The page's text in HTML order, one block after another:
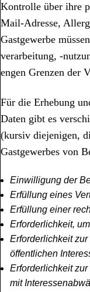
Kontrolle über ihre
Mail-Adresse,
Gastgewerbe
verarbeitung, -
engen Grenzen der
Für die Erhebung
Daten gibt es
(kursiv diejenigen,
Gastgewerbes von
Einwilligung der
Erfüllung eines
Erfüllung einer
Erforderlichkeit,
Erforderlichkeit
öffentlichen
Erforderlichkeit
mit